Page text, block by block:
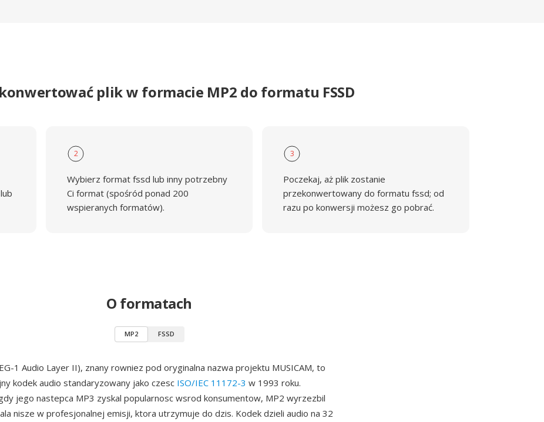
plik w formacie MP2 do formatu FSSD
2
Wybierz format fssd lub inny potrzebny
Ci format (spośród ponad 200
wspieranych formatów).
3
Poczekaj, aż plik zostanie
przekonwertowany do formatu fssd; od
razu po konwersji możesz go pobrać.
O formatach
MP2 FSSD
1 Audio Layer II), znany rowniez pod oryginalna nazwa projektu MUSICAM, to
kodek audio standaryzowany jako czesc ISO/IEC 11172-3 w 1993 roku.
jego nastepca MP3 zyskal popularnosc wsrod konsumentow, MP2 wyrzezbil
nisze w profesjonalnej emisji, ktora utrzymuje do dzis. Kodek dzieli audio na 32